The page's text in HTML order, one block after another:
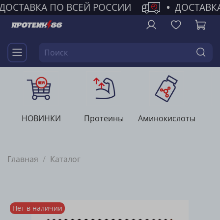
ПО ВСЕЙ РОССИИ •
НОВИНКИ Протеины Аминокислоты
Главная Каталог
Нет в наличии